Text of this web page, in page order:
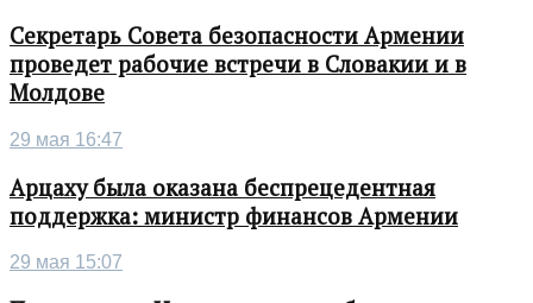
Секретарь Совета безопасности Армении
проведет рабочие встречи в Словакии и в
Молдове
29 мая 16:47
Арцаху была оказана беспрецедентная
поддержка: министр финансов Армении
29 мая 15:07